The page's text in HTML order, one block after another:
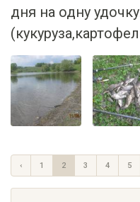
дня на одну
‹ 1 2 3 4 5